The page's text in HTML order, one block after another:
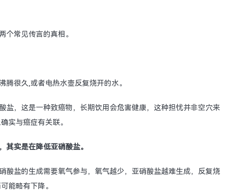
个常见传言的真相。
腾很久,或者电热水壶反复烧开的水。
盐，这是一种致癌物，长期饮用会危害健康，这种担忧并非空穴来
实与癌症有关联。
其实是在降低亚硝酸盐。
酸盐的生成需要氧气参与，氧气越少，亚硝酸盐越难生成，反复烧
能略有下降。